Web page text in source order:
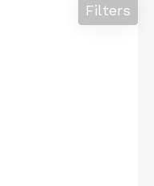
Filters